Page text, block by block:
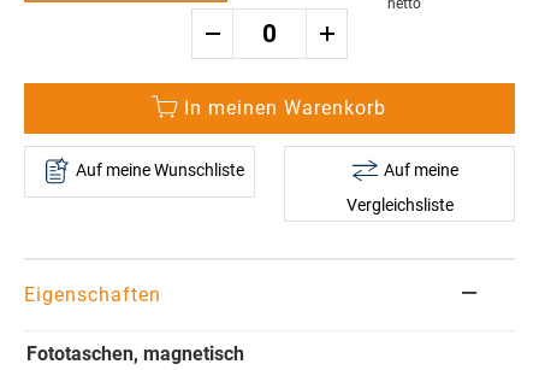
In meinen Warenkorb
Auf meine Wunschliste
Auf meine
Vergleichsliste
Eigenschaften
Fototaschen, magnetisch